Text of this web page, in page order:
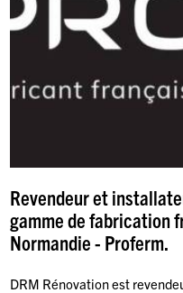
Revendeur et
gamme de fabrication
Normandie - Proferm.
DRM Rénovation est